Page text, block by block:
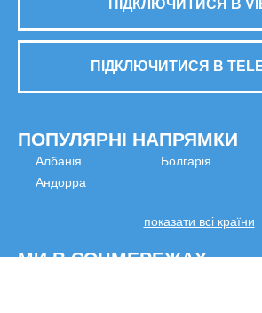
ПІДКЛЮЧИТИСЯ В
ПІДКЛЮЧИТИСЯ В
ПОПУЛЯРНІ НАПРЯМКИ
Албанія
Андорра
Болгарія
показати всі країни
МИ В СОЦМЕРЕЖАХ